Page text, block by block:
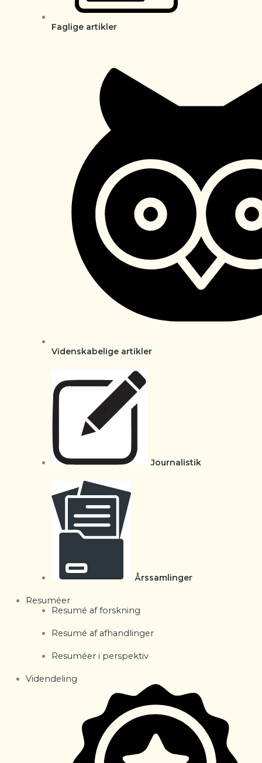
Faglige artikler
Videnskabelige artikler
Journalistik
Årssamlinger
Resuméer
Resumé af forskning
Resumé af afhandlinger
Resuméer i perspektiv
Videndeling